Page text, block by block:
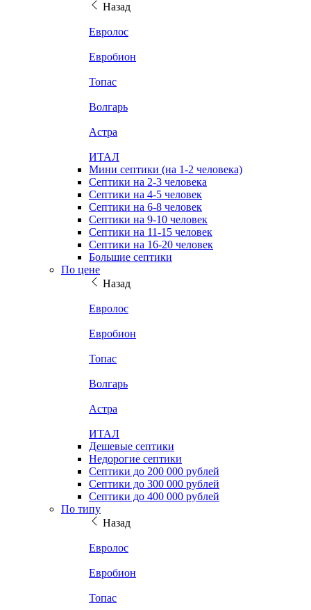
Назад
Евролос
Евробион
Топас
Волгарь
Астра
ИТАЛ
Мини септики (на 1-2 человека)
Септики на 2-3 человека
Септики на 4-5 человек
Септики на 6-8 человек
Септики на 9-10 человек
Септики на 11-15 человек
Септики на 16-20 человек
Большие септики
По цене
Назад
Евролос
Евробион
Топас
Волгарь
Астра
ИТАЛ
Дешевые септики
Недорогие септики
Септики до 200 000 рублей
Септики до 300 000 рублей
Септики до 400 000 рублей
По типу
Назад
Евролос
Евробион
Топас